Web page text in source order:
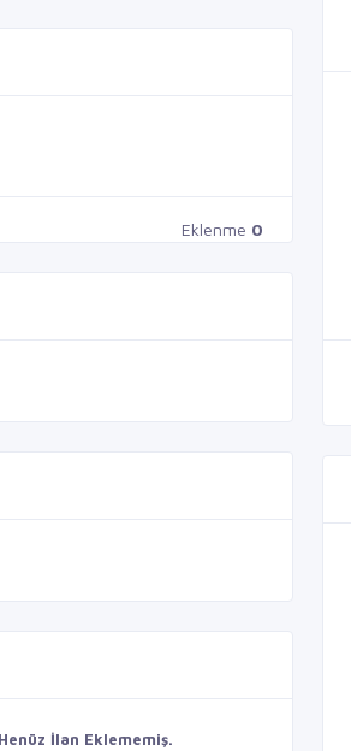
Eklenme 0
İlan Eklememiş.